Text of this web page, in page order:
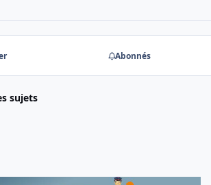
Abonnés
sujets